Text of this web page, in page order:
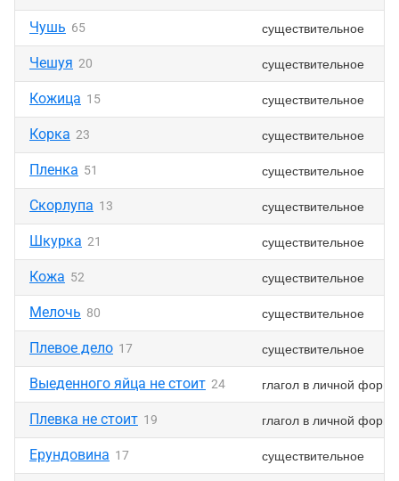
Чушь 65 существительное
Чешуя 20 существительное
Кожица 15 существительное
Корка 23 существительное
Пленка 51 существительное
Скорлупа 13 существительное
Шкурка 21 существительное
Кожа 52 существительное
Мелочь 80 существительное
Плевое дело 17 существительное
Выеденного яйца не стоит 24 глагол в личной форме
Плевка не стоит 19 глагол в личной форме
Ерундовина 17 существительное